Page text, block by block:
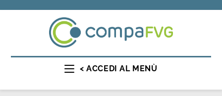
< ACCEDI AL MENÙ